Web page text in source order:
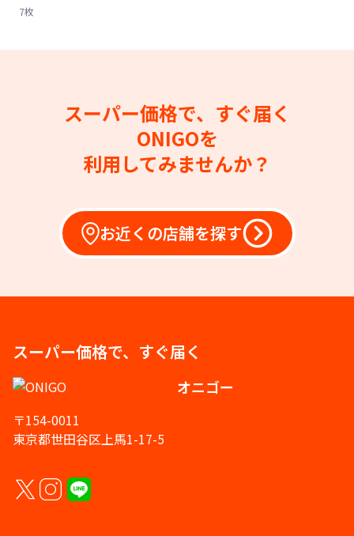
7枚
スーパー価格で、すぐ届く
ONIGOを
利用してみませんか？
お近くの店舗を探す
スーパー価格で、すぐ届く
オニゴー
〒154-0011
東京都世田谷区上馬1-17-5